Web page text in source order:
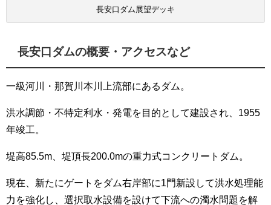
長安口ダム展望デッキ
長安口ダムの概要・アクセスなど
一級河川・那賀川本川上流部にあるダム。
洪水調節・不特定利水・発電を目的として建設され、1955
年竣工。
堤高85.5m、堤頂長200.0mの重力式コンクリートダム。
現在、新たにゲートをダム右岸部に1門新設して洪水処理能
力を強化し、選択取水設備を設けて下流への濁水問題を解